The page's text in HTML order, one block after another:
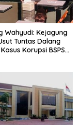
Wahyudi: Kejagung
Tuntas Dalang
Korupsi BSPS